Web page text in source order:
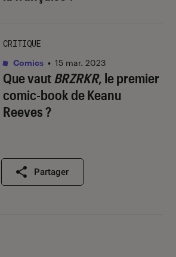
Que vautBRZRKR, le premier
comic-book de Keanu
Reeves ?
CRITIQUE
Comics • 15 mar. 2023
Partager